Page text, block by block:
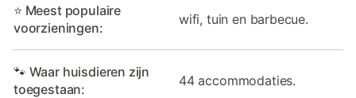
⭐ Meest populaire
voorzieningen:
wifi, tuin en barbecue.
🐾 Waar huisdieren zijn
toegestaan:
44 accommodaties.